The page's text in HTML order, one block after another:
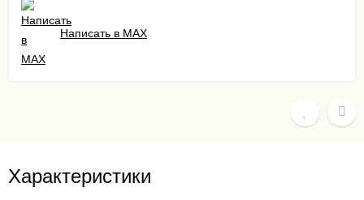
Написать в MAX
Характеристики